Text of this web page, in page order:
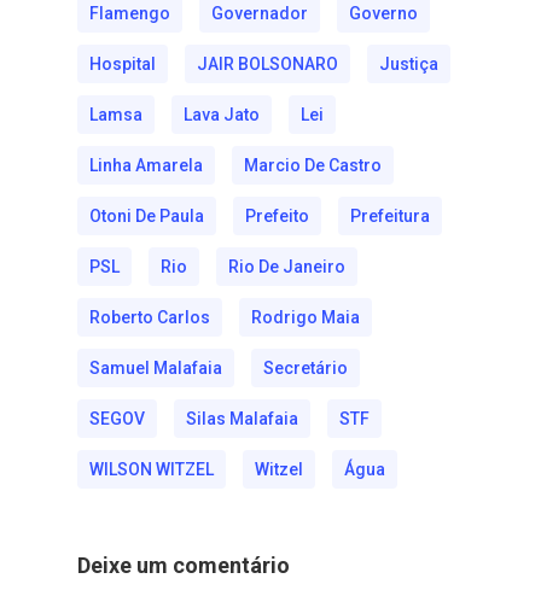
Flamengo Governador Governo
Hospital JAIR BOLSONARO Justiça
Lamsa Lava Jato Lei
Linha Amarela Marcio De Castro
Otoni De Paula Prefeito Prefeitura
PSL Rio Rio De Janeiro
Roberto Carlos Rodrigo Maia
Samuel Malafaia Secretário
SEGOV Silas Malafaia STF
WILSON WITZEL Witzel Água
Deixe um comentário